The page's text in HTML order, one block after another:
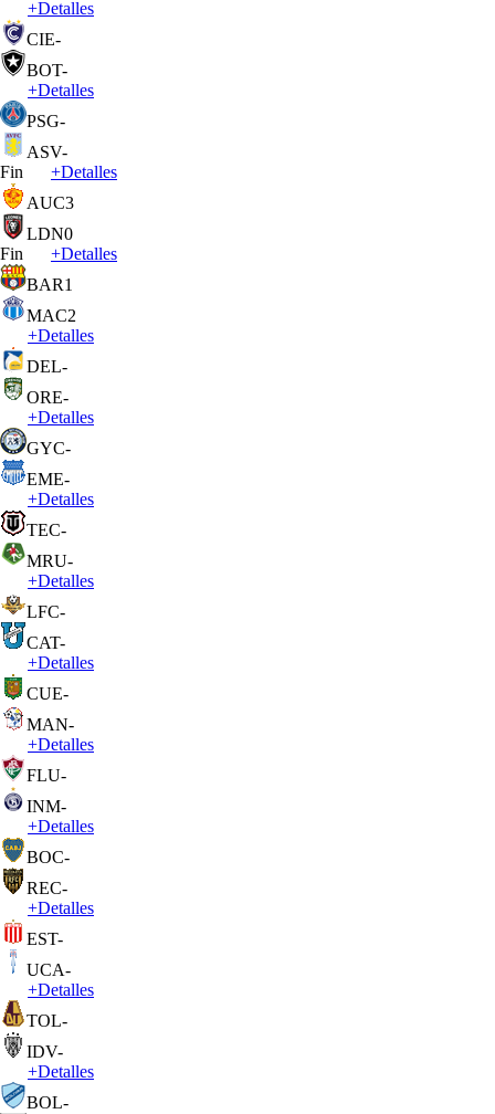
+Detalles
CIE-
BOT-
+Detalles
PSG-
ASV-
Fin
+Detalles
AUC3
LDN0
Fin
+Detalles
BAR1
MAC2
+Detalles
DEL-
ORE-
+Detalles
GYC-
EME-
+Detalles
TEC-
MRU-
+Detalles
LFC-
CAT-
+Detalles
CUE-
MAN-
+Detalles
FLU-
INM-
+Detalles
BOC-
REC-
+Detalles
EST-
UCA-
+Detalles
TOL-
IDV-
+Detalles
BOL-